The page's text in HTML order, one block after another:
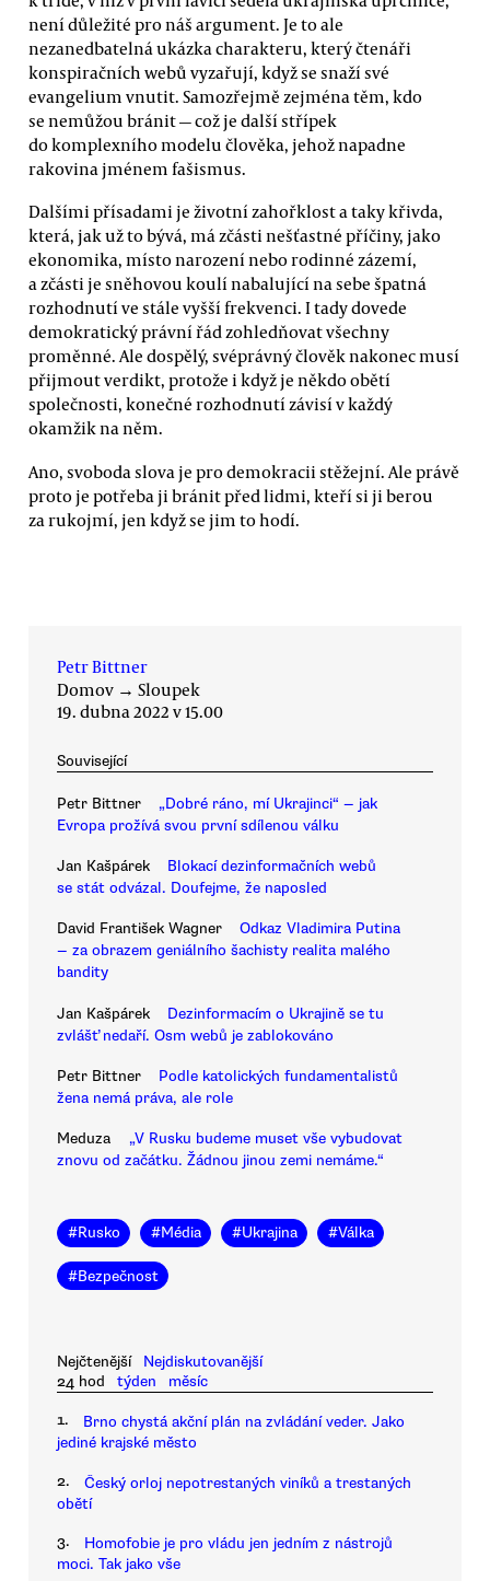
není důležité pro náš argument. Je to ale
nezanedbatelná ukázka charakteru, který čtenáři
konspiračních webů vyzařují, když se snaží své
evangelium vnutit. Samozřejmě zejména těm, kdo
se nemůžou bránit — což je další střípek
do komplexního modelu člověka, jehož napadne
rakovina jménem fašismus.
Dalšími přísadami je životní zahořklost a taky křivda,
která, jak už to bývá, má zčásti nešťastné příčiny, jako
ekonomika, místo narození nebo rodinné zázemí,
a zčásti je sněhovou koulí nabalující na sebe špatná
rozhodnutí ve stále vyšší frekvenci. I tady dovede
demokratický právní řád zohledňovat všechny
proměnné. Ale dospělý, svéprávný člověk nakonec musí
přijmout verdikt, protože i když je někdo obětí
společnosti, konečné rozhodnutí závisí v každý
okamžik na něm.
Ano, svoboda slova je pro demokracii stěžejní. Ale právě
proto je potřeba ji bránit před lidmi, kteří si ji berou
za rukojmí, jen když se jim to hodí.
Petr Bittner
Domov → Sloupek
19. dubna 2022 v 15.00
Související
Petr Bittner
„Dobré ráno, mí Ukrajinci“ — jak
Evropa prožívá svou první sdílenou válku
Jan Kašpárek
Blokací dezinformačních webů
se stát odvázal. Doufejme, že naposled
David František Wagner
Odkaz Vladimira Putina
— za obrazem geniálního šachisty realita malého
bandity
Jan Kašpárek
Dezinformacím o Ukrajině se tu
zvlášť nedaří. Osm webů je zablokováno
Petr Bittner
Podle katolických fundamentalistů
žena nemá práva, ale role
Meduza
„V Rusku budeme muset vše vybudovat
znovu od začátku. Žádnou jinou zemi nemáme.“
#Rusko #Média #Ukrajina #Válka
#Bezpečnost
Nejčtenější
Nejdiskutovanější
24 hod
týden měsíc
1.
Brno chystá akční plán na zvládání veder. Jako
jediné krajské město
2.
Český orloj nepotrestaných viníků a trestaných
obětí
3.
Homofobie je pro vládu jen jedním z nástrojů
moci. Tak jako vše